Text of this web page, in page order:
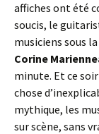
affiches ont été
soucis, le
musiciens sous
Corine
minute. Et ce
chose
mythique, les
sur scène, sans